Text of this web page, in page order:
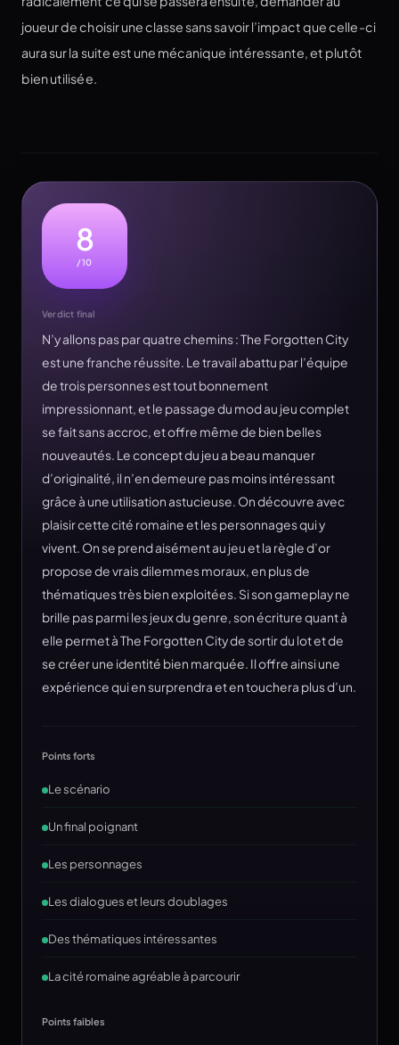
joueur de choisir une classe sans savoir l’impact que celle-ci
aura sur la suite est une mécanique intéressante, et plutôt
bien utilisée.
8
/10
Verdict final
N’y allons pas par quatre chemins : The Forgotten City
est une franche réussite. Le travail abattu par l’équipe
de trois personnes est tout bonnement
impressionnant, et le passage du mod au jeu complet
se fait sans accroc, et offre même de bien belles
nouveautés. Le concept du jeu a beau manquer
d’originalité, il n’en demeure pas moins intéressant
grâce à une utilisation astucieuse. On découvre avec
plaisir cette cité romaine et les personnages qui y
vivent. On se prend aisément au jeu et la règle d’or
propose de vrais dilemmes moraux, en plus de
thématiques très bien exploitées. Si son gameplay ne
brille pas parmi les jeux du genre, son écriture quant à
elle permet à The Forgotten City de sortir du lot et de
se créer une identité bien marquée. Il offre ainsi une
expérience qui en surprendra et en touchera plus d’un.
Points forts
Le scénario
Un final poignant
Les personnages
Les dialogues et leurs doublages
Des thématiques intéressantes
La cité romaine agréable à parcourir
Points faibles